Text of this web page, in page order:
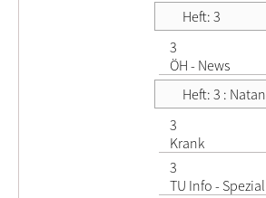
Heft: 3
3
ÖH - News
Heft: 3 : Natan
3
Krank
3
TU Info - Spezial